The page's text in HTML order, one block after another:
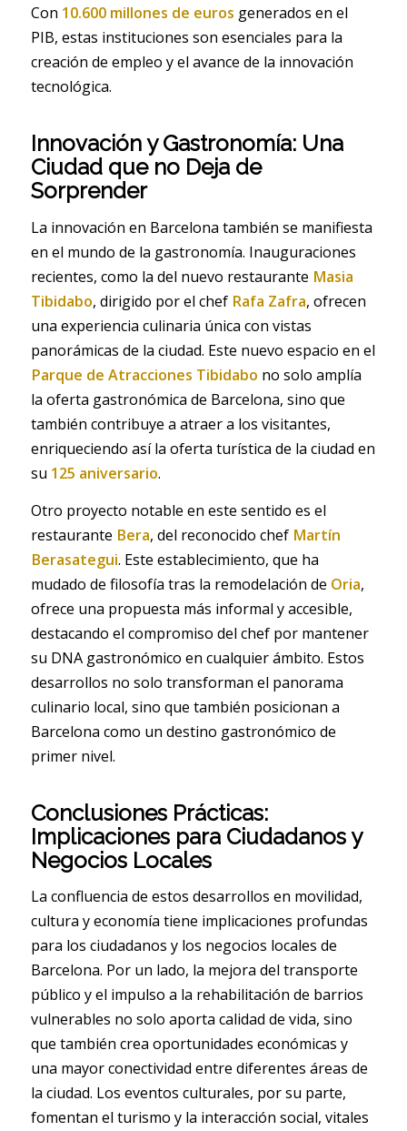
Con 10.600 millones de euros generados en el
PIB, estas instituciones son esenciales para la
creación de empleo y el avance de la innovación
tecnológica.
Innovación y Gastronomía: Una
Ciudad que no Deja de
Sorprender
La innovación en Barcelona también se manifiesta
en el mundo de la gastronomía. Inauguraciones
recientes, como la del nuevo restaurante Masia
Tibidabo, dirigido por el chef Rafa Zafra, ofrecen
una experiencia culinaria única con vistas
panorámicas de la ciudad. Este nuevo espacio en el
Parque de Atracciones Tibidabo no solo amplía
la oferta gastronómica de Barcelona, sino que
también contribuye a atraer a los visitantes,
enriqueciendo así la oferta turística de la ciudad en
su 125 aniversario.
Otro proyecto notable en este sentido es el
restaurante Bera, del reconocido chef Martín
Berasategui. Este establecimiento, que ha
mudado de filosofía tras la remodelación de Oria,
ofrece una propuesta más informal y accesible,
destacando el compromiso del chef por mantener
su DNA gastronómico en cualquier ámbito. Estos
desarrollos no solo transforman el panorama
culinario local, sino que también posicionan a
Barcelona como un destino gastronómico de
primer nivel.
Conclusiones Prácticas:
Implicaciones para Ciudadanos y
Negocios Locales
La confluencia de estos desarrollos en movilidad,
cultura y economía tiene implicaciones profundas
para los ciudadanos y los negocios locales de
Barcelona. Por un lado, la mejora del transporte
público y el impulso a la rehabilitación de barrios
vulnerables no solo aporta calidad de vida, sino
que también crea oportunidades económicas y
una mayor conectividad entre diferentes áreas de
la ciudad. Los eventos culturales, por su parte,
fomentan el turismo y la interacción social, vitales